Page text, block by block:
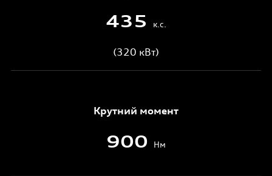
435 к.с.
(320 кВт)
Крутний момент
900 Нм